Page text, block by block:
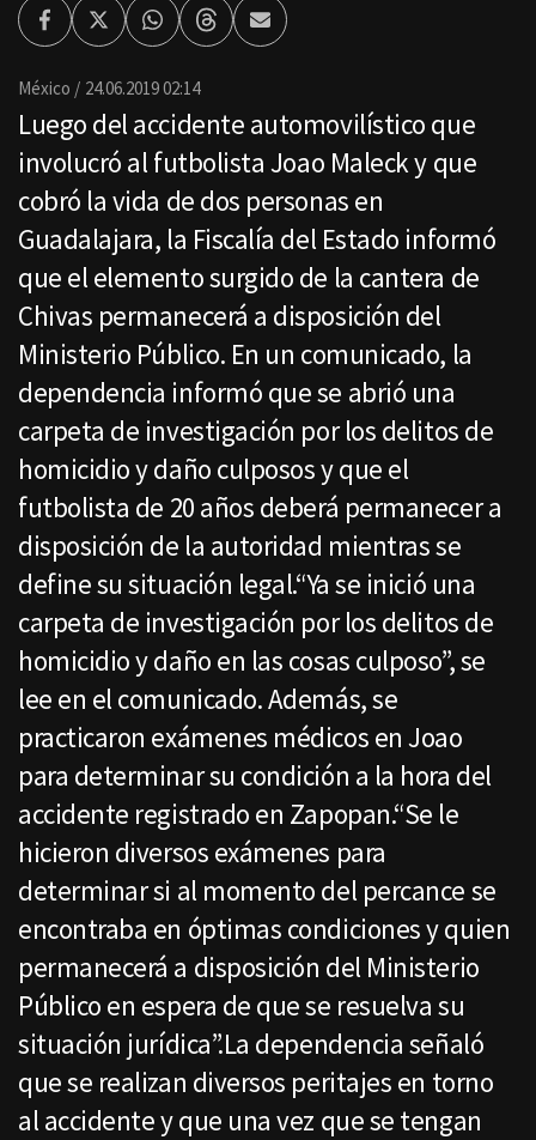
FacebookTwitterWhatsappThreadsEnviar
por
México 24.06.2019 02:14
Luego del accidente automovilístico que
involucró al futbolista Joao Maleck y que
cobró la vida de dos personas en
Guadalajara, la Fiscalía del Estado informó
que el elemento surgido de la cantera de
Chivas permanecerá a disposición del
Ministerio Público. En un comunicado, la
dependencia informó que se abrió una
carpeta de investigación por los delitos de
homicidio y daño culposos y que el
futbolista de 20 años deberá permanecer a
disposición de la autoridad mientras se
define su situación legal.“Ya se inició una
carpeta de investigación por los delitos de
homicidio y daño en las cosas culposo”, se
lee en el comunicado. Además, se
practicaron exámenes médicos en Joao
para determinar su condición a la hora del
accidente registrado en Zapopan.“Se le
hicieron diversos exámenes para
determinar si al momento del percance se
encontraba en óptimas condiciones y quien
permanecerá a disposición del Ministerio
Público en espera de que se resuelva su
situación jurídica”.La dependencia señaló
que se realizan diversos peritajes en torno
al accidente y que una vez que se tengan